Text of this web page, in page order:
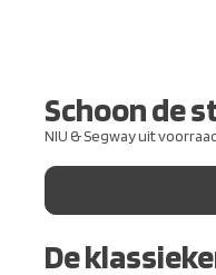
Schoon de
NIU & Segway uit
De